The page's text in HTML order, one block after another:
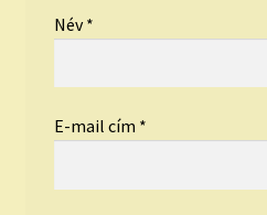
Név*
E-mail cím *